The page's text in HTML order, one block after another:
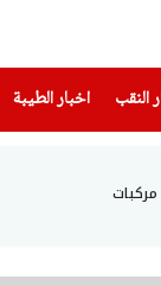
النقب اخبار الطيبة(current)